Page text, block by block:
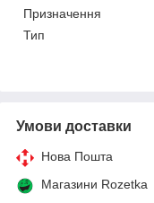
Призначення
Тип
Умови доставки
Нова Пошта
Магазини Rozetka